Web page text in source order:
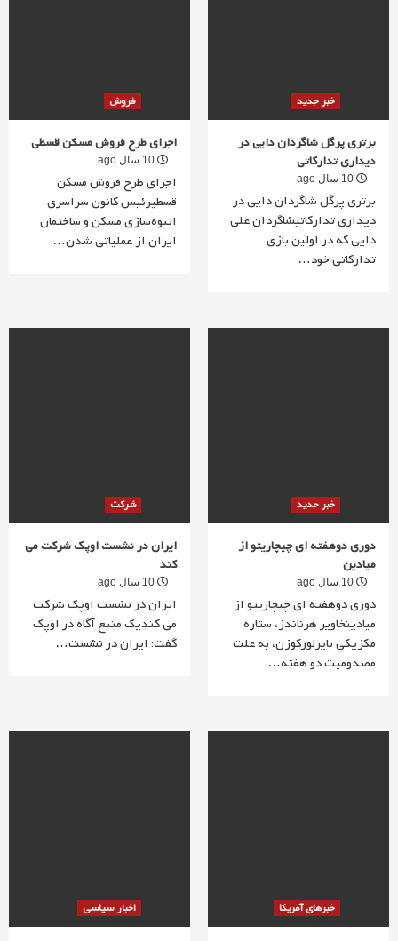
فروش
اجرای طرح فروش مسکن قسطی
اجرای طرح فروش مسکن
قسطیرئیس کانون سراسری
انبوه‌سازی مسکن و ساختمان
ایران از عملیاتی شدن…
خبر جدید
برتری پرگل شاگردان دایی در
دیداری تدارکاتی
برتری پرگل شاگردان دایی در
دیداری تدارکاتیشاگردان علی
دایی که در اولین بازی
تدارکاتی خود…
شرکت
ایران در نشست اوپک شرکت می
کند
ایران در نشست اوپک شرکت
می کندیک منبع آگاه در اوپک
گفت: ایران در نشست…
خبر جدید
دوری دوهفته ای چیچاریتو از
میادین
دوری دوهفته ای چیچاریتو از
میادینخاویر هرناندز، ستاره
مکزیکی بایرلورکوزن، به علت
مصدومیت دو هفته…
اخبار سیاسی خبرهای آمریکا